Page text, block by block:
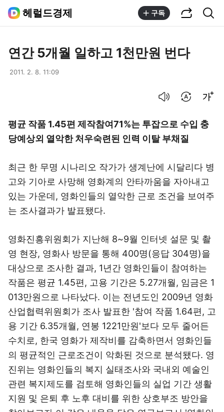
헤럴드경제 구독
연간 5개월 일하고 1천만원 번다
2011. 2. 8. 11:09
평균 작품 1.45편 제작참여71%는 투잡으로 수입 충
당예상외 열악한 처우숙련된 인력 이탈 부채질
최근 한 무명 시나리오 작가가 생계난에 시달리다 병
고와 기아로 사망해 영화계의 안타까움을 자아내고
있는 가운데, 영화인들의 열악한 근로 조건을 보여주
는 조사결과가 발표됐다.
영화진흥위원회가 지난해 8~9월 인터넷 설문 및 촬
영 현장, 영화사 방문을 통해 400명(응답 304명)을
대상으로 조사한 결과, 1년간 영화인들이 참여하는
작품은 평균 1.45편, 고용 기간은 5.27개월, 임금은 1
013만원으로 나타났다. 이는 전년도인 2009년 영화
산업협력위원회가 조사 발표한 '참여 작품 1.64편, 고
용 기간 6.35개월, 연봉 1221만원'보다 모두 줄어든
수치로, 한국 영화가 제작비를 감축하면서 영화인들
의 평균적인 근로조건이 악화된 것으로 분석됐다. 영
진위는 영화인들의 복지 실태조사와 국내외 예술인
관련 복지제도를 검토해 영화인들의 실업 기간 생활
지원 및 은퇴 후 노후 대비를 위한 상호부조 방안을